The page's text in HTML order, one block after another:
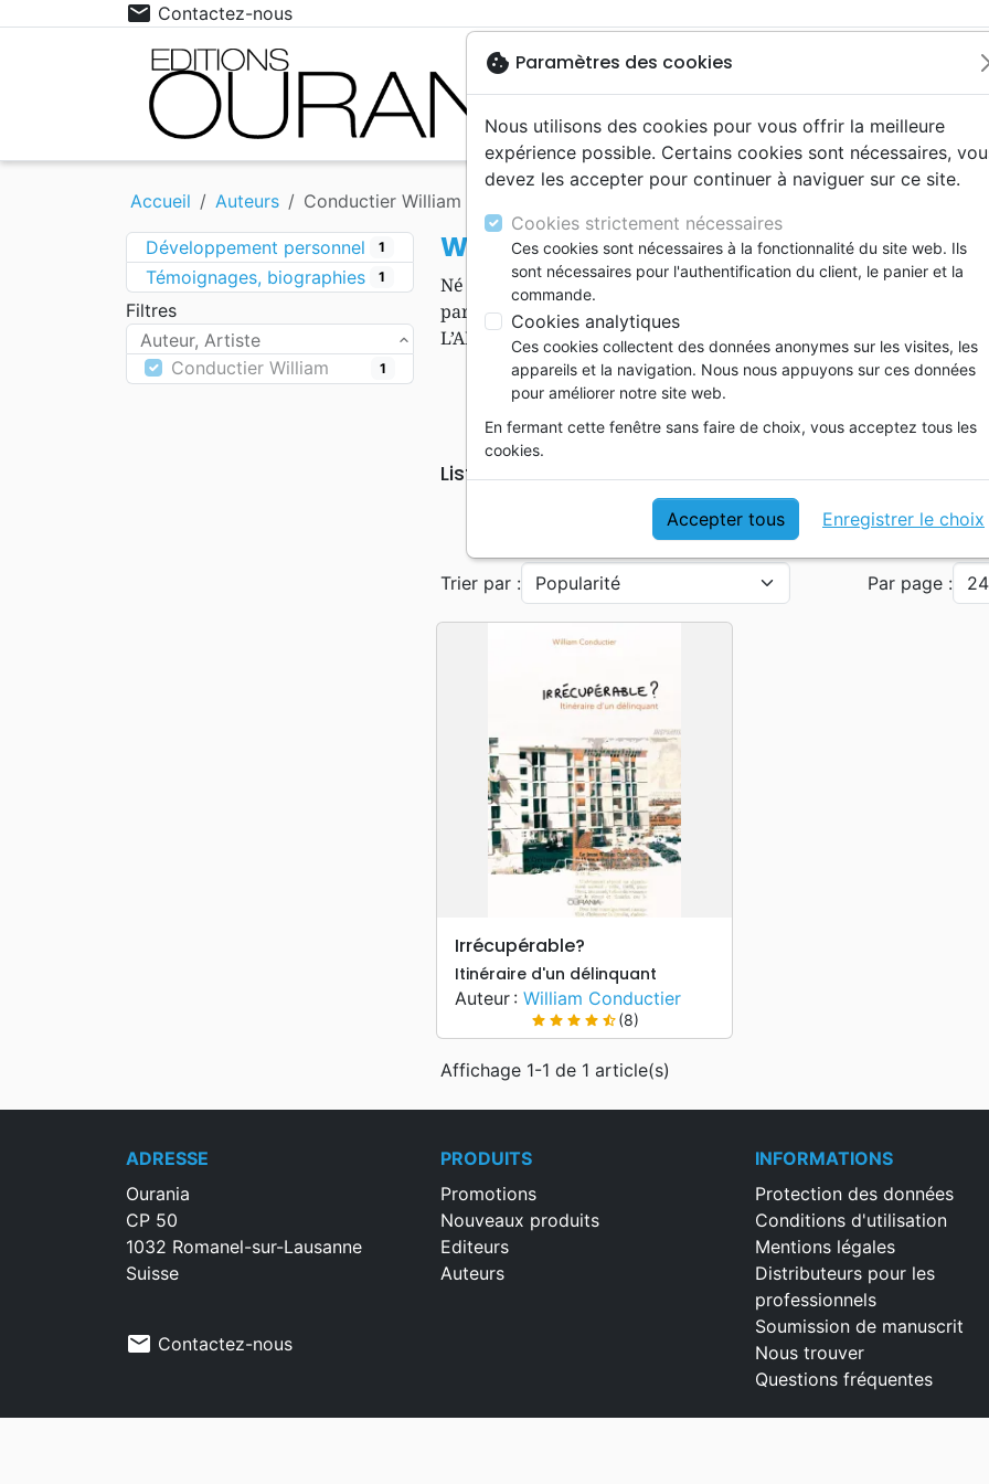
mail Contactez-nous
Nouveautés
Livres cadeaux
Eglise
Ethique, société, politique
Fêtes chrétiennes
Méditations
Souffrance, Relation d'aide
Religions
15 - 18 ans
Accueil Auteurs Conductier William
Développement personnel 1
Témoignages, biographies 1
Filtres
Auteur, Artiste
Conductier William
1
William Conductier
Né en 1970 à Marseille, établi depuis en Alsace, William
parcours chaotique et a exercé divers petits boulots. Il a
L’AMANDIER, une association visant à entourer les personnes
Liste des produits par auteur
Témoignages, biographies
Trier par : Par page :
searchAPERÇU RAPIDE
Irrécupérable?
Itinéraire d'un délinquant
Auteur : William Conductier
star star star star star_half(8)
Affichage 1-1 de 1 article(s)
ADRESSE
Ourania
CP 50
1032 Romanel-sur-Lausanne
Suisse
mail Contactez-nous
PRODUITS
Promotions
Nouveaux produits
Editeurs
Auteurs
INFORMATIONS
Protection des données
Conditions d'utilisation
Mentions légales
Distributeurs pour les
professionnels
Soumission de manuscrit
Nous trouver
Questions fréquentes
cookie Paramètres des cookies
Nous utilisons des cookies pour vous offrir la meilleure
expérience possible. Certains cookies sont nécessaires,
devez les accepter pour continuer à naviguer sur ce site.
Cookies strictement nécessaires
Ces cookies sont nécessaires à la fonctionnalité du site web. Ils
sont nécessaires pour l'authentification du client, le panier et la
commande.
Cookies analytiques
Ces cookies collectent des données anonymes sur les visites, les
appareils et la navigation. Nous nous appuyons sur ces données
pour améliorer notre site web.
En fermant cette fenêtre sans faire de choix, vous acceptez tous les
cookies.
Accepter tous Enregistrer le choix